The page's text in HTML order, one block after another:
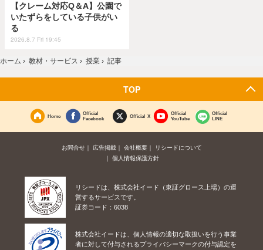
【クレーム対応Q＆A】公園で
いたずらをしている子供がい
る
2026.8.7 Fri 19:45
ホーム › 教材・サービス › 授業 › 記事
TOP
Home
Official
Facebook
Official X
Official
YouTube
Official
LINE
お問合せ 広告掲載 会社概要
リシードについて
個人情報保護方針
リシードは、株式会社イード（東証グロース上場）の運
営するサービスです。
証券コード：6038
株式会社イードは、個人情報の適切な取扱いを行う事業
者に対して付与されるプライバシーマークの付与認定を